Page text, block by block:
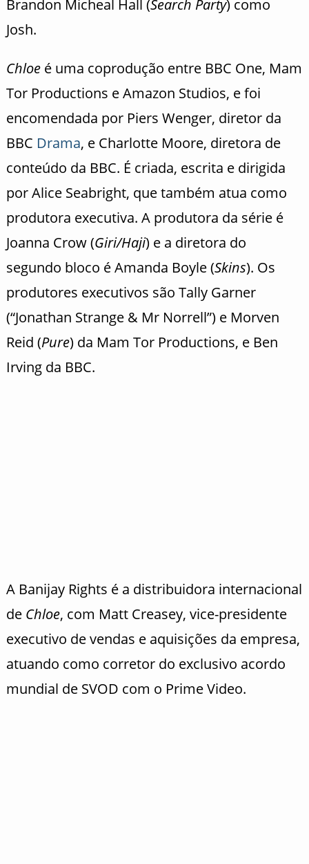
Brandon Micheal Hall (Search Party) como
Josh.
Chloe é uma coprodução entre BBC One, Mam
Tor Productions e Amazon Studios, e foi
encomendada por Piers Wenger, diretor da
BBC Drama, e Charlotte Moore, diretora de
conteúdo da BBC. É criada, escrita e dirigida
por Alice Seabright, que também atua como
produtora executiva. A produtora da série é
Joanna Crow (Giri/Haji) e a diretora do
segundo bloco é Amanda Boyle (Skins). Os
produtores executivos são Tally Garner
(“Jonathan Strange & Mr Norrell”) e Morven
Reid (Pure) da Mam Tor Productions, e Ben
Irving da BBC.
A Banijay Rights é a distribuidora internacional
de Chloe, com Matt Creasey, vice-presidente
executivo de vendas e aquisições da empresa,
atuando como corretor do exclusivo acordo
mundial de SVOD com o Prime Video.